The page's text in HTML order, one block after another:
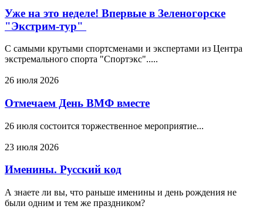
Уже на это неделе! Впервые в Зеленогорске
"Экстрим-тур"
С самыми крутыми спортсменами и экспертами из Центра
экстремального спорта "Спортэкс".....
26 июля 2026
Отмечаем День ВМФ вместе
26 июля состоится торжественное мероприятие...
23 июля 2026
Именины. Русский код
А знаете ли вы, что раньше именины и день рождения не
были одним и тем же праздником?